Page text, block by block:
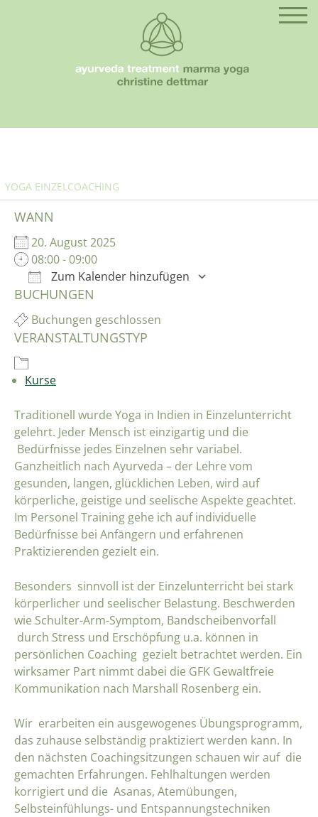
YOGA EINZELCOACHING
WANN
20. August 2025
08:00 - 09:00
Zum Kalender hinzufügen
ICS herunterladen
BUCHUNGEN
Buchungen geschlossen
VERANSTALTUNGSTYP
Kurse
Traditionell wurde Yoga in Indien in Einzelunterricht
gelehrt. Jeder Mensch ist einzigartig und die
Bedürfnisse jedes Einzelnen sehr variabel.
Ganzheitlich nach Ayurveda – der Lehre vom
gesunden, langen, glücklichen Leben, wird auf
körperliche, geistige und seelische Aspekte geachtet.
Im Personel Training gehe ich auf individuelle
Bedürfnisse bei Anfängern und erfahrenen
Praktizierenden gezielt ein.
Besonders sinnvoll ist der Einzelunterricht bei stark
körperlicher und seelischer Belastung. Beschwerden
wie Schulter-Arm-Symptom, Bandscheibenvorfall
durch Stress und Erschöpfung u.a. können in
persönlichen Coaching gezielt betrachtet werden. Ein
wirksamer Part nimmt dabei die GFK Gewaltfreie
Kommunikation nach Marshall Rosenberg ein.
Wir erarbeiten ein ausgewogenes Übungsprogramm,
das zuhause selbständig praktiziert werden kann. In
den nächsten Coachingsitzungen schauen wir auf die
gemachten Erfahrungen. Fehlhaltungen werden
korrigiert und die Asanas, Atemübungen,
Selbsteinfühlungs- und Entspannungstechniken